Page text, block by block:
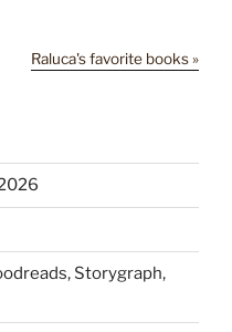
Raluca's favorite books »
Storygraph,